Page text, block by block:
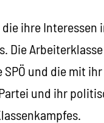
ihre
Die
und die mit
und ihr